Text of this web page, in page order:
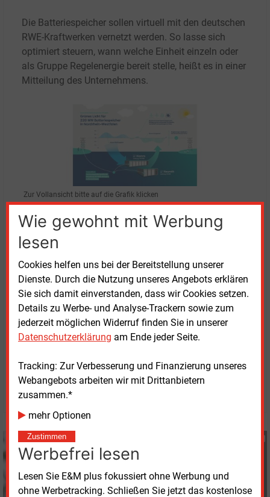
Wie gewohnt mit Werbung
lesen
Cookies helfen uns bei der Bereitstellung unserer
Dienste. Durch die Nutzung unseres Angebots erklären
Sie sich damit einverstanden, dass wir Cookies setzen.
Details zu Werbe- und Analyse-Trackern sowie zum
jederzeit möglichen Widerruf finden Sie in unserer
Datenschutzerklärung am Ende jeder Seite.
Tracking: Zur Verbesserung und Finanzierung unseres
Webangebots arbeiten wir mit Drittanbietern
zusammen.*
mehr Optionen
Zustimmen
Werbefrei lesen
Lesen Sie E&M plus fokussiert ohne Werbung und
ohne Werbetracking. Schließen Sie jetzt das kostenlose
Die Batteriespeicher sollen virtuell mit den deutschen
RWE-Kraftwerken vernetzt werden. So lasse sich
optimiert steuern, wann welche Einheit einzeln oder
als Gruppe Regelenergie bereit stelle, heißt es in einer
Mitteilung des Unternehmens.
Zur Vollansicht bitte auf die Grafik klicken
Quelle: RWE
RWE betreibt nach eigenen Angaben aktuell
Batteriespeicherprojekte mit einer installierten
Leistung von rund 150 MW und setzt weltweit
Batteriespeicherprojekte mit einer Leistung von mehr
als 800 MW um. Bis zum Jahr 2030 will das
Unternehmen Batteriespeicher mit einer
Gesamtleistung von 3.000 MW installiert haben.
Katia Meyer-Tien
und-management.de